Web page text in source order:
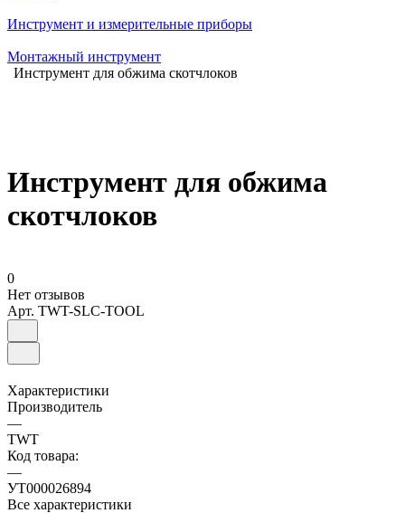
Инструмент и измерительные приборы
Монтажный инструмент
Инструмент для обжима скотчлоков
Инструмент для обжима
скотчлоков
0
Нет отзывов
Арт. TWT-SLC-TOOL
Характеристики
Производитель
—
TWT
Код товара:
—
УТ000026894
Все характеристики